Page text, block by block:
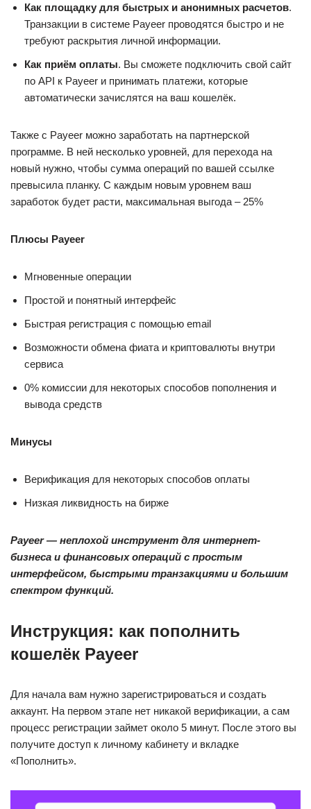
Как площадку для быстрых и анонимных расчетов.
Транзакции в системе Payeer проводятся быстро и не
требуют раскрытия личной информации.
Как приём оплаты. Вы cможете подключить свой сайт
по API к Payeer и принимать платежи, которые
автоматически зачислятся на ваш кошелёк.
Также с Payeer можно заработать на партнерской
программе. В ней несколько уровней, для перехода на
новый нужно, чтобы сумма операций по вашей ссылке
превысила планку. С каждым новым уровнем ваш
заработок будет расти, максимальная выгода – 25%
Плюсы Payeer
Мгновенные операции
Простой и понятный интерфейс
Быстрая регистрация с помощью email
Возможности обмена фиата и криптовалюты внутри
сервиса
0% комиссии для некоторых способов пополнения и
вывода средств
Минусы
Верификация для некоторых способов оплаты
Низкая ликвидность на бирже
Payeer — неплохой инструмент для интернет-
бизнеса и финансовых операций с простым
интерфейсом, быстрыми транзакциями и большим
спектром функций.
Инструкция: как пополнить
кошелёк Payeer
Для начала вам нужно зарегистрироваться и создать
аккаунт. На первом этапе нет никакой верификации, а сам
процесс регистрации займет около 5 минут. После этого вы
получите доступ к личному кабинету и вкладке
«Пополнить».